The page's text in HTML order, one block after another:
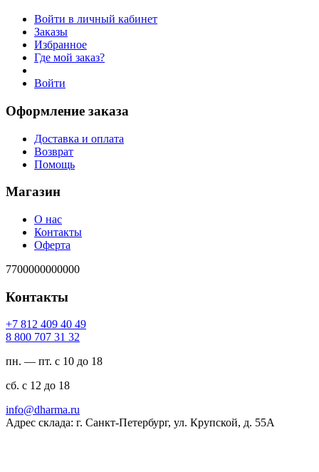
Войти в личный кабинет
Заказы
Избранное
Где мой заказ?
Войти
Оформление заказа
Доставка и оплата
Возврат
Помощь
Магазин
О нас
Контакты
Оферта
7700000000000
Контакты
94 04 904 218 7+
23 13 707 008 8
пн. — пт. с 10 до 18
сб. с 12 до 18
ur.amrahd@ofni
Адрес склада: г. Санкт-Петербург, ул. Крупской, д. 55А